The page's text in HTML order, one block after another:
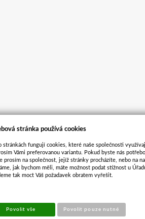
stránka používá cookies
stránkách fungují cookies, které naše společnosti
Vámi preferovanou variantu. Pokud byste nás
prosím na společnost, jejíž stránky procházíte, nebo na
jak bychom měli, máte možnost podat stížnost u
tak moct Váš požadavek obratem vyřešit.
Povolit vše Povolit pouze nutné